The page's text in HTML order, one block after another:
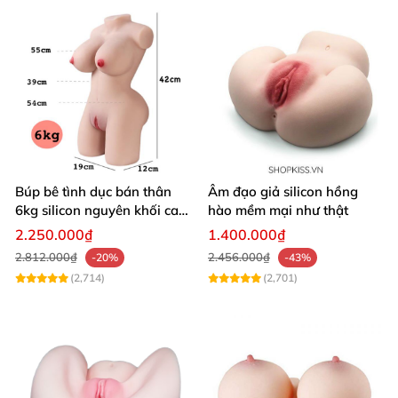
Búp bê tình dục bán thân
6kg silicon nguyên khối cao
cấp giá rẻ
2.250.000₫
2.812.000₫
-20%
(2,714)
Âm đạo giả silicon hồng
hào mềm mại như thật
1.400.000₫
2.456.000₫
-43%
(2,701)